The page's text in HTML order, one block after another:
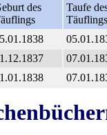
des
Taufe
Täuflings